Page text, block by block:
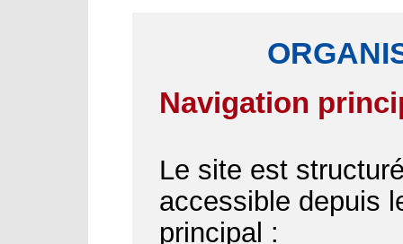
Navigation
Le site est
accessible depuis
principal :